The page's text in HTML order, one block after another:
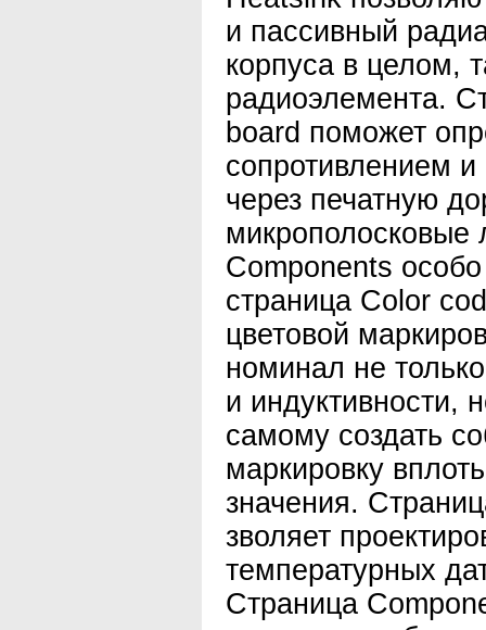
и пассивный
корпуса в целом,
радиоэлемента.
board поможет
сопротивлением
через печатную
микрополосковые
Components
страница Color
цветовой
номинал не
и индуктивности,
самому создать
маркировку
значения.
зволяет
температурных
Страница